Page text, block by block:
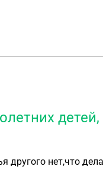
другого нет,что